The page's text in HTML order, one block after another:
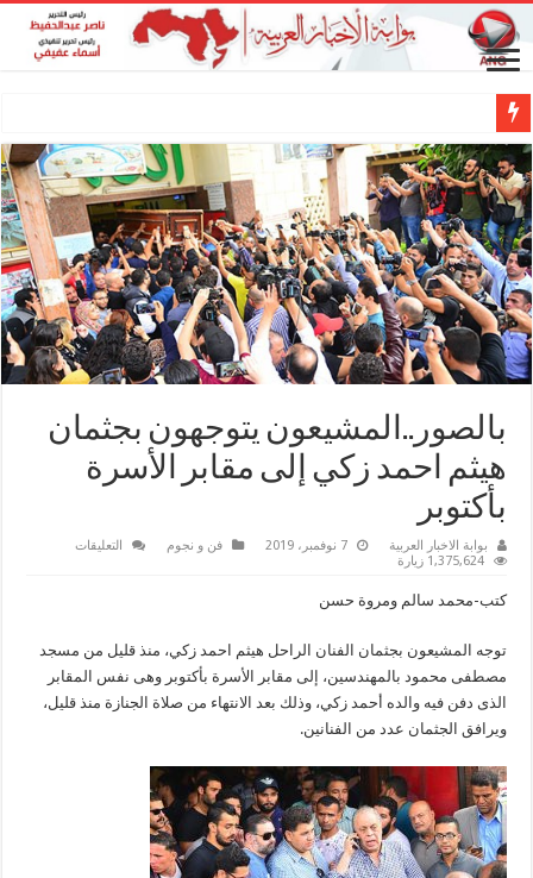
بالصور..المشيعون يتوجهون بجثمان
هيثم احمد زكي إلى مقابر الأسرة
بأكتوبر
بوابة الاخبار العربية 7 نوفمبر، 2019 فن و نجوم التعليقات
إلى
مقابر
الأسرة
بأكتوبر
مغلقة
1,375,624 زيارة
كتب-محمد سالم ومروة حسن
توجه المشيعون بجثمان الفنان الراحل هيثم احمد زكي، منذ قليل من مسجد
مصطفى محمود بالمهندسين، إلى مقابر الأسرة بأكتوبر وهى نفس المقابر
الذى دفن فيه والده أحمد زكي، وذلك بعد الانتهاء من صلاة الجنازة منذ قليل،
ويرافق الجثمان عدد من الفنانين.